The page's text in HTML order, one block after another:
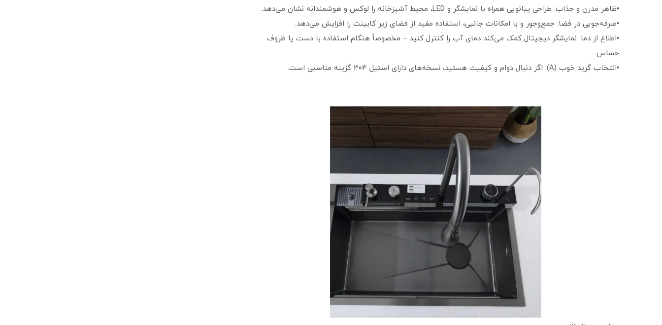
•ظاهر مدرن و جذاب: طراحی پیانویی همراه با نمایشگر و LED، محیط آشپزخانه را لوکس و هوشمندانه نشان می‌دهد.
•صرفه‌جویی در فضا: جمع‌وجور و با امکانات جانبی، استفاده مفید از فضای زیر کابینت را افزایش می‌دهد.
•اطلاع‌ از دما: نمایشگر دیجیتال کمک می‌کند دمای آب را کنترل کنید – مخصوصاً هنگام استفاده با دست یا ظروف
حساس.
•انتخاب گرید خوب (A): اگر دنبال دوام و کیفیت هستید، نسخه‌های دارای استیل 304 گزینه مناسبی است.